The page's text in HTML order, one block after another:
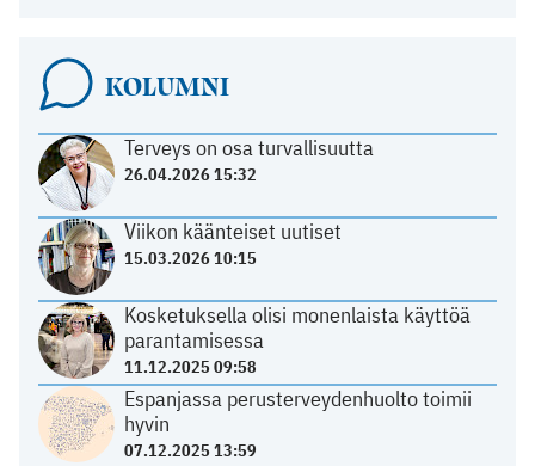
KOLUMNI
Terveys on osa turvallisuutta
26.04.2026 15:32
Viikon käänteiset uutiset
15.03.2026 10:15
Kosketuksella olisi monenlaista käyttöä
parantamisessa
11.12.2025 09:58
Espanjassa perusterveydenhuolto toimii
hyvin
07.12.2025 13:59